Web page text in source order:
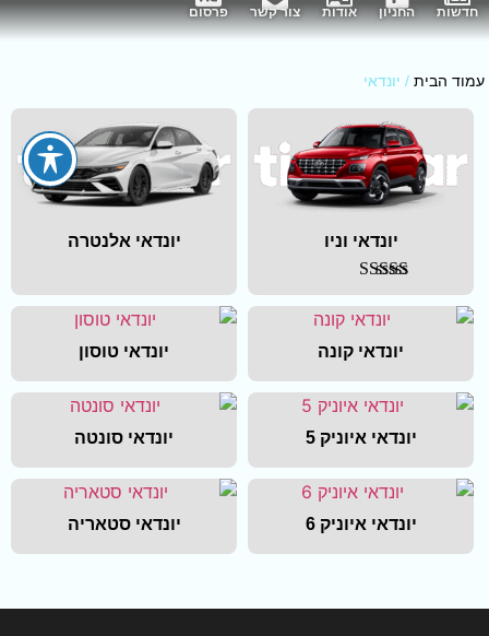
חדשות החניון אודות צור קשר פרסום
עמוד הבית / יונדאי
יונדאי וניו
דורג
4.00
מתוך 5
יונדאי אלנטרה
יונדאי קונה יונדאי טוסון
יונדאי איוניק 5 יונדאי סונטה
יונדאי איוניק 6 יונדאי סטאריה